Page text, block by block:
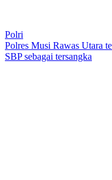
Polri
Polres Musi Rawas Utara
SBP sebagai tersangka